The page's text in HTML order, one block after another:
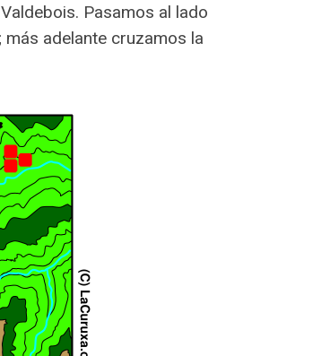
Pasamos al lado
adelante cruzamos la